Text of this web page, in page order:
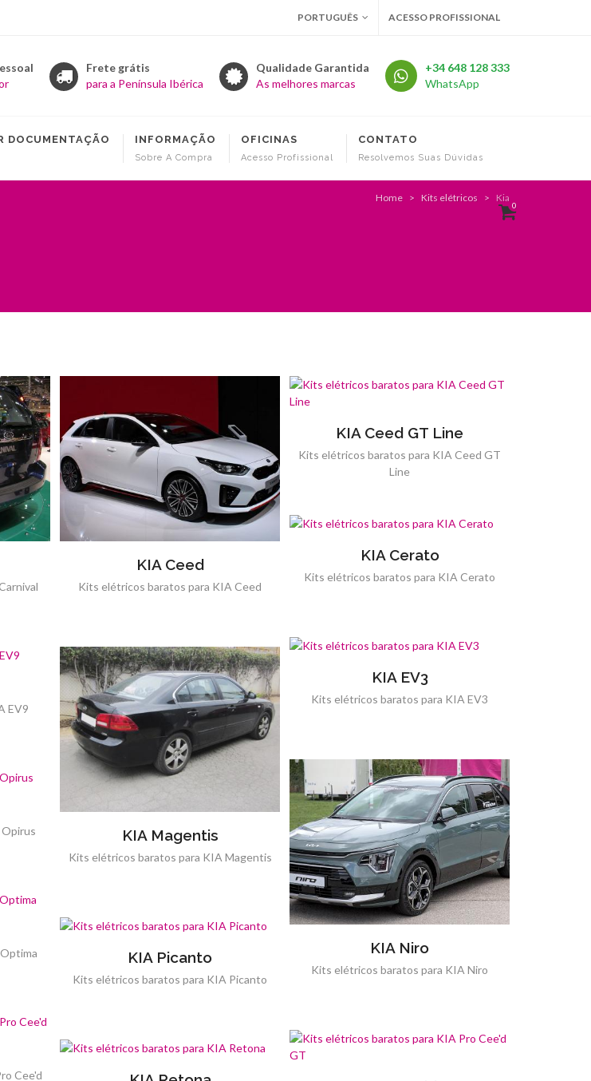
PORTUGUÊS ACESSO PROFISSIONAL
Frete grátis
para a Península Ibérica
Qualidade Garantida
As melhores marcas
+34 648 128 333
WhatsApp
DOCUMENTAÇÃO INFORMAÇÃO
Sobre A Compra
OFICINAS
Acesso Profissional
CONTATO
Resolvemos Suas Dúvidas
0
Home Kits elétricos Kia
KIA Ceed
Kits elétricos baratos para KIA Ceed
KIA Ceed GT Line
Kits elétricos baratos para KIA Ceed GT
Line
KIA Cerato
Kits elétricos baratos para KIA Cerato
KIA EV3
Kits elétricos baratos para KIA EV3
EV9
KIA Magentis
Kits elétricos baratos para KIA Magentis
KIA Niro
Kits elétricos baratos para KIA Niro
KIA Picanto
Kits elétricos baratos para KIA Picanto
Cee'd